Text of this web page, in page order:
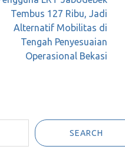
Tembus 127 Ribu, Jadi
Alternatif Mobilitas di
Tengah Penyesuaian
Operasional Bekasi
SEARCH